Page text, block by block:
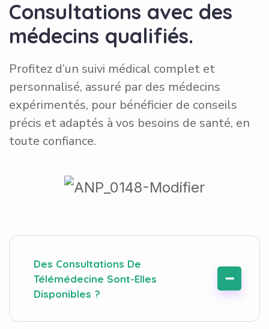
Consultations avec des
médecins qualifiés.
Profitez d’un suivi médical complet et
personnalisé, assuré par des médecins
expérimentés, pour bénéficier de conseils
précis et adaptés à vos besoins de santé, en
toute confiance.
Des Consultations De
Télémédecine Sont-Elles
Disponibles ?